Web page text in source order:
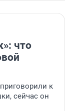
что
к
сейчас он